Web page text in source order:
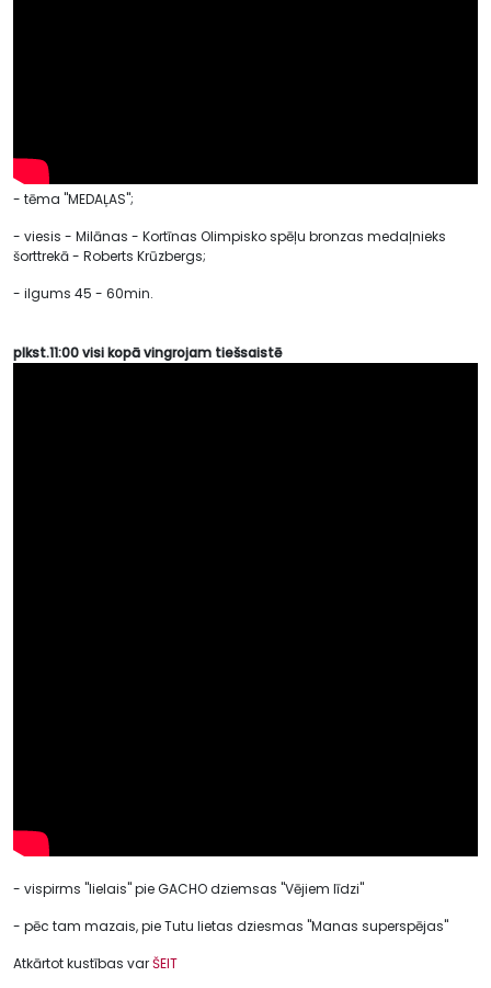
- tēma "MEDAĻAS";
- viesis - Milānas - Kortīnas Olimpisko spēļu bronzas medaļnieks
šorttrekā - Roberts Krūzbergs;
- ilgums 45 - 60min.
plkst.11:00 visi kopā vingrojam tiešsaistē
- vispirms "lielais" pie GACHO dziemsas "Vējiem līdzi"
- pēc tam mazais, pie Tutu lietas dziesmas "Manas superspējas"
Atkārtot kustības varŠEIT